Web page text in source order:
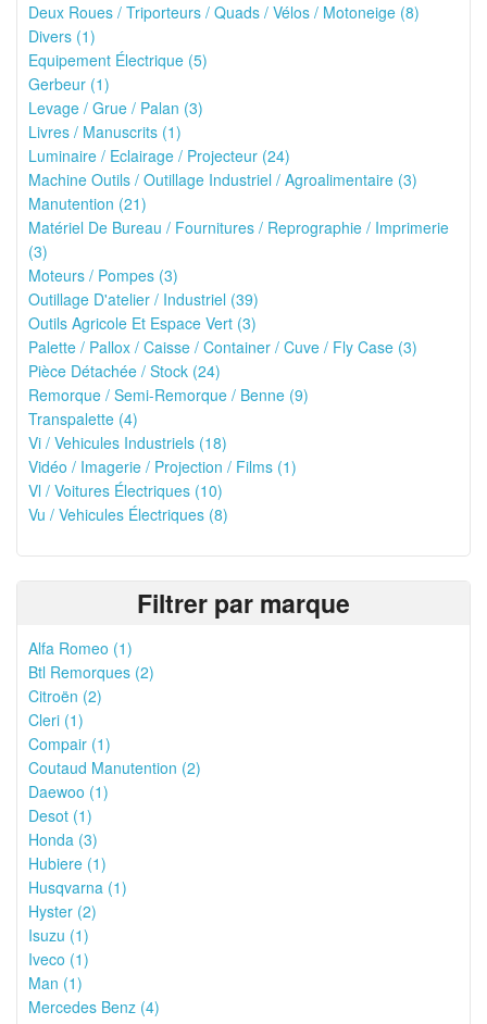
Deux Roues / Triporteurs / Quads / Vélos / Motoneige (8)
Divers (1)
Equipement Électrique (5)
Gerbeur (1)
Levage / Grue / Palan (3)
Livres / Manuscrits (1)
Luminaire / Eclairage / Projecteur (24)
Machine Outils / Outillage Industriel / Agroalimentaire (3)
Manutention (21)
Matériel De Bureau / Fournitures / Reprographie / Imprimerie
(3)
Moteurs / Pompes (3)
Outillage D'atelier / Industriel (39)
Outils Agricole Et Espace Vert (3)
Palette / Pallox / Caisse / Container / Cuve / Fly Case (3)
Pièce Détachée / Stock (24)
Remorque / Semi-Remorque / Benne (9)
Transpalette (4)
Vi / Vehicules Industriels (18)
Vidéo / Imagerie / Projection / Films (1)
Vl / Voitures Électriques (10)
Vu / Vehicules Électriques (8)
Filtrer par marque
Alfa Romeo (1)
Btl Remorques (2)
Citroën (2)
Cleri (1)
Compair (1)
Coutaud Manutention (2)
Daewoo (1)
Desot (1)
Honda (3)
Hubiere (1)
Husqvarna (1)
Hyster (2)
Isuzu (1)
Iveco (1)
Man (1)
Mercedes Benz (4)